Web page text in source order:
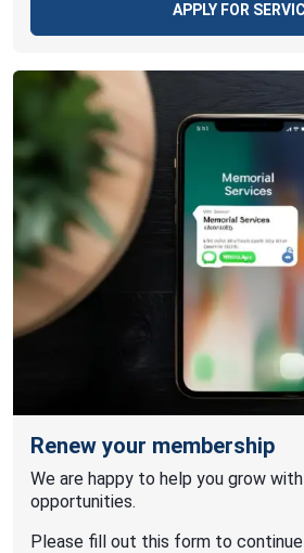
APPLY FOR
Renew your membership
We are happy to help you grow
opportunities.
Please fill out this form to continue